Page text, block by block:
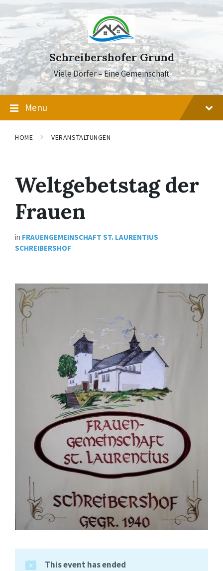
content
main
navigation
footer
Schreibershofer Grund
Viele Dörfer – Eine Gemeinschaft
Menu
HOME VERANSTALTUNGEN
Weltgebetstag der
Frauen
in FRAUENGEMEINSCHAFT ST. LAURENTIUS
SCHREIBERSHOF
This event has ended